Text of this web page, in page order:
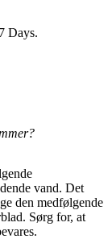
Days.
vand. Det
den medfølgende
Sørg for, at